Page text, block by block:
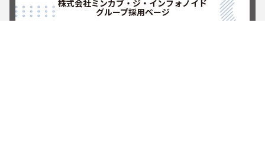
株式会社ミンカブ・ジ・インフォノイド
グループ採用ページ